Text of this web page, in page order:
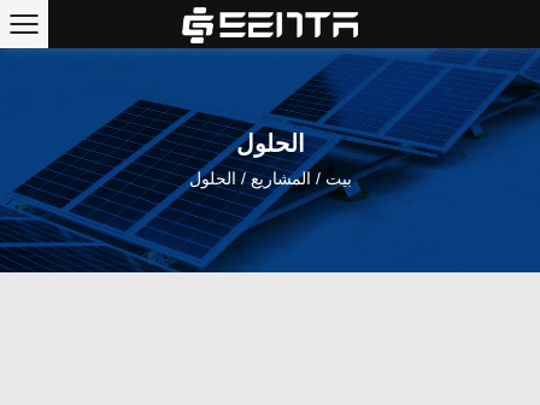
الحلول
بيت / المشاريع/الحلول